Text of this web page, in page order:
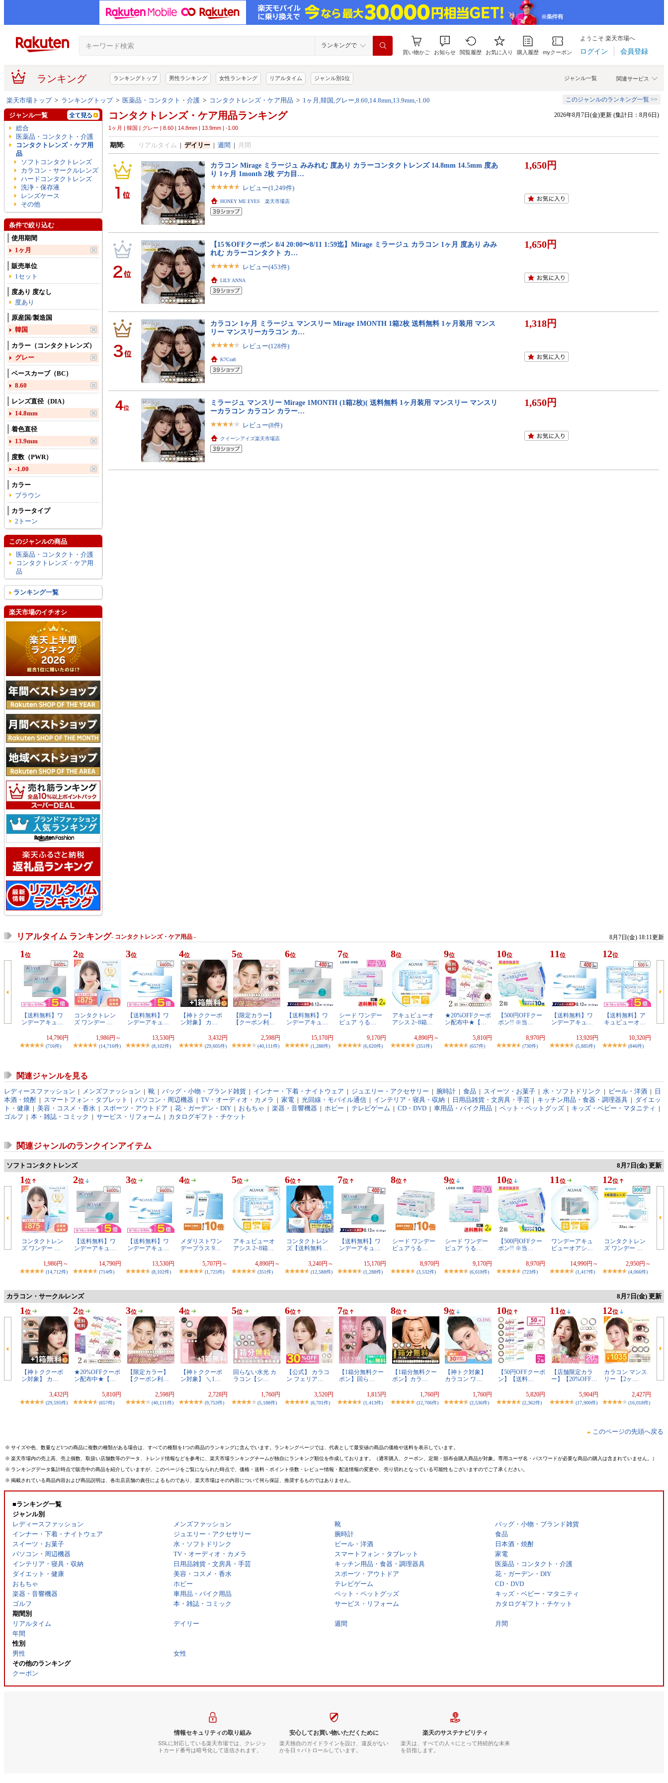
ランキングで
買い物かご お知らせ 閲覧履歴 お気に入り 購入履歴 myクーポン
ようこそ 楽天市場へ
ログイン 会員登録
ランキング 関連サービス
ジャンル一覧
ランキングトップ 男性ランキング 女性ランキング リアルタイム ジャンル別1位
楽天市場トップ> ランキングトップ> 医薬品・コンタクト・介護 > コンタクトレンズ・ケア用品 > 1ヶ月,韓国,グレー,8.60,14.8mm,13.9mm,-1.00 このジャンルのランキング一覧 >>
コンタクトレンズ・ケア用品ランキング
1ヶ月 | 韓国 | グレー | 8.60 | 14.8mm | 13.9mm | -1.00
2026年8月7日(金)更新 (集計日：8月6日)
期間: リアルタイム | デイリー| 週間 | 月間
カラコン Mirage ミラージュ みみれむ 度あり カラーコンタクトレンズ 14.8mm 14.5mm 度あ
り 1ヶ月 1month 2枚 デカ目…
レビュー(1,249件)
HONEY ME EYES 楽天市場店
1,650円
【15％OFFクーポン 8/4 20:00〜8/11 1:59迄】Mirage ミラージュ カラコン 1ヶ月 度あり みみ
れむ カラーコンタクト カ…
レビュー(453件)
LILY ANNA
1,650円
カラコン 1ヶ月 ミラージュ マンスリー Mirage 1MONTH 1箱2枚 送料無料 1ヶ月装用 マンス
リー マンスリーカラコン カ…
レビュー(128件)
K7Craft
1,318円
4位
ミラージュ マンスリー Mirage 1MONTH (1箱2枚)( 送料無料 1ヶ月装用 マンスリー マンスリ
ーカラコン カラコン カラー…
レビュー(8件)
クイーンアイズ楽天市場店
1,650円
ジャンル一覧
総合
医薬品・コンタクト・介護
コンタクトレンズ・ケア用
品
ソフトコンタクトレンズ
カラコン・サークルレンズ
ハードコンタクトレンズ
洗浄・保存液
レンズケース
その他
条件で絞り込む
使用期間
1ヶ月
販売単位
1セット
度あり 度なし
度あり
原産国/製造国
韓国
カラー（コンタクトレンズ）
グレー
ベースカーブ（BC）
8.60
レンズ直径（DIA）
14.8mm
着色直径
13.9mm
度数（PWR）
-1.00
カラー
ブラウン
カラータイプ
2トーン
このジャンルの商品
医薬品・コンタクト・介護
コンタクトレンズ・ケア用
品
ランキング一覧
楽天市場のイチオシ
リアルタイム ランキング- コンタクトレンズ・ケア用品 - 8月7日(金) 18:11更新
1 位
【送料無料】ワ
ンデーアキュ…
14,790円
(716件)
2位
コンタクトレン
ズ ワンデー …
1,986円～
(14,716件)
3位
【送料無料】ワ
ンデーアキュ…
13,530円
(8,102件)
4位
【神トククーポ
ン対象】 カ…
3,432円
(29,605件)
5位
【限定カラー】
【クーポン利…
2,598円
(40,111件)
6位
【送料無料】ワ
ンデーアキュ…
15,170円
(1,288件)
7位
シード ワンデー
ピュア うる…
9,170円
(6,620件)
8位
アキュビューオ
アシス 2~8箱…
4,890円～
(351件)
9位
★20%OFFクーポ
ン配布中★【…
5,810円
(657件)
10位
【500円OFFクー
ポン!! ※当…
8,970円
(730件)
11 位
【送料無料】ワ
ンデーアキュ…
13,920円
(5,885件)
12位
【送料無料】ア
キュビューオ…
10,320円
(846件)
関連ジャンルを見る
レディースファッション | メンズファッション | 靴 | バッグ・小物・ブランド雑貨 | インナー・下着・ナイトウェア | ジュエリー・アクセサリー | 腕時計 | 食品 | スイーツ・お菓子 | 水・ソフトドリンク | ビール・洋酒 | 日
本酒・焼酎 | スマートフォン・タブレット | パソコン・周辺機器 | TV・オーディオ・カメラ | 家電 | 光回線・モバイル通信 | インテリア・寝具・収納 | 日用品雑貨・文房具・手芸 | キッチン用品・食器・調理器具 | ダイエッ
ト・健康 | 美容・コスメ・香水 | スポーツ・アウトドア | 花・ガーデン・DIY | おもちゃ | 楽器・音響機器 | ホビー | テレビゲーム | CD・DVD | 車用品・バイク用品 | ペット・ペットグッズ | キッズ・ベビー・マタニティ |
ゴルフ | 本・雑誌・コミック | サービス・リフォーム | カタログギフト・チケット
関連ジャンルのランクインアイテム
ソフトコンタクトレンズ 8月7日(金) 更新
1 位
コンタクトレン
ズ ワンデー …
1,986円～
(14,712件)
2位
【送料無料】ワ
ンデーアキュ…
14,790円
(714件)
3位
【送料無料】ワ
ンデーアキュ…
13,530円
(8,102件)
4位
メダリストワン
デープラス 9…
5,707円～
(1,725件)
5位
アキュビューオ
アシス 2~8箱…
4,890円～
(351件)
6位
コンタクトレン
ズ【送料無料…
3,240円～
(12,588件)
7位
【送料無料】ワ
ンデーアキュ…
15,170円
(1,288件)
8位
シード ワンデー
ピュアうる…
8,970円
(3,532件)
9位
シード ワンデー
ピュア うる…
9,170円
(6,618件)
10位
【500円OFFクー
ポン!! ※当…
8,970円
(723件)
11 位
ワンデーアキュ
ビューオアシ…
14,990円～
(1,417件)
12位
コンタクトレン
ズ ワンデー …
2,950円～
(4,066件)
カラコン・サークルレンズ 8月7日(金) 更新
1 位
【神トククーポ
ン対象】 カ…
3,432円
(29,595件)
2位
★20%OFFクーポ
ン配布中★【…
5,810円
(657件)
3位
【限定カラー】
【クーポン利…
2,598円
(40,111件)
4位
【神トククーポ
ン対象】 ＼1…
2,728円
(9,753件)
5位
回らない水光 カ
ラコン【シ…
1,760円
(5,188件)
6位
【公式】 カラコ
ン フェリア…
3,520円
(6,701件)
7位
【1箱分無料クー
ポン】回ら…
1,815円
(1,413件)
8位
【1箱分無料クー
ポン】カラ…
1,760円
(12,706件)
9位
【神トク対象】
カラコン ワ…
1,760円
(2,536件)
10位
【50円OFFクーポ
ン】【送料…
5,820円
(2,362件)
11 位
【店舗限定カラ
ー】【20%OFF…
5,904円
(17,900件)
12位
カラコン マンス
リー 【2ヶ…
2,427円
(16,018件)
このページの先頭へ戻る
※ サイズや色、数量など1つの商品に複数の種類がある場合は、すべての種類を1つの商品のランキングに含んでいます。ランキングページでは、代表として最安値の商品の価格や送料を表示しています。
※ 楽天市場内の売上高、売上個数、取扱い店舗数等のデータ、トレンド情報などを参考に、楽天市場ランキングチームが独自にランキング順位を作成しております。（通常購入、クーポン、定期・頒布会購入商品が対象。専用ユーザ名・パスワードが必要な商品の購入は含まれていません。）
※ ランキングデータ集計時点で販売中の商品を紹介していますが、このページをご覧になられた時点で、価格・送料・ポイント倍数・レビュー情報・配送情報の変更や、売り切れとなっている可能性もございますのでご了承ください。
※ 掲載されている商品内容および商品説明は、各出店店舗の責任によるものであり、楽天市場はその内容について何ら保証、推奨するものではありません。
■ランキング一覧
ジャンル別
レディースファッション
メンズファッション 靴
バッグ・小物・ブランド雑貨
インナー・下着・ナイトウェア
ジュエリー・アクセサリー 腕時計
食品
スイーツ・お菓子
水・ソフトドリンク ビール・洋酒
日本酒・焼酎
パソコン・周辺機器
TV・オーディオ・カメラ スマートフォン・タブレット
家電
インテリア・寝具・収納
日用品雑貨・文房具・手芸 キッチン用品・食器・調理器具
医薬品・コンタクト・介護
ダイエット・健康
美容・コスメ・香水 スポーツ・アウトドア
花・ガーデン・DIY
おもちゃ
ホビー テレビゲーム
CD・DVD
楽器・音響機器
車用品・バイク用品 ペット・ペットグッズ
キッズ・ベビー・マタニティ
ゴルフ
本・雑誌・コミック サービス・リフォーム
カタログギフト・チケット
期間別
リアルタイム
デイリー 週間
月間
年間
性別
男性
女性
その他のランキング
クーポン
情報セキュリティの取り組み
SSLに対応している楽天市場では、クレジッ
トカード番号は暗号化して送信されます。
安心してお買い物いただくために
楽天独自のガイドラインを設け、違反がない
かを日々パトロールしています。
楽天のサステナビリティ
楽天は、すべての人々にとって持続的な未来
を目指します。